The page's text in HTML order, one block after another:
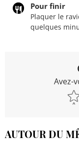
Pour finir
Plaquer le
quelques
Avez-
AUTOUR DU